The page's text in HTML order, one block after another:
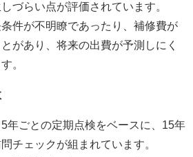
づらい点が評価されています。
件が不明瞭であったり、補修費が
があり、将来の出費が予測しにく
。
ごとの定期点検をベースに、15年
チェックが組まれています。